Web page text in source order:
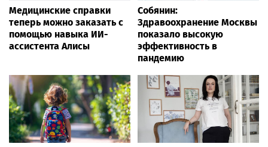
Медицинские справки
теперь можно заказать с
помощью навыка ИИ-
ассистента Алисы
Собянин:
Здравоохранение Москвы
показало высокую
эффективность в
пандемию